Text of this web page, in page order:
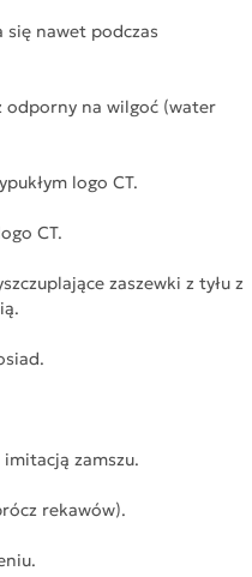
się nawet podczas
odporny na wilgoć (water
logo CT.
CT.
zaszewki z tyłu z
zamszu.
rekawów).